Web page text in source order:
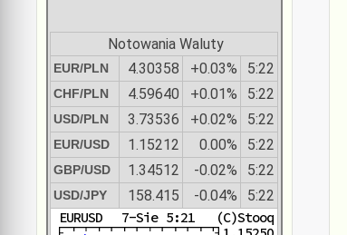
Notowania Waluty
EUR/PLN 4.30358 +0.03% 5:22
CHF/PLN 4.59640 +0.01% 5:22
USD/PLN 3.73536 +0.02% 5:22
EUR/USD 1.15212 0.00% 5:22
GBP/USD 1.34512 -0.02% 5:22
USD/JPY 158.415 -0.04% 5:22